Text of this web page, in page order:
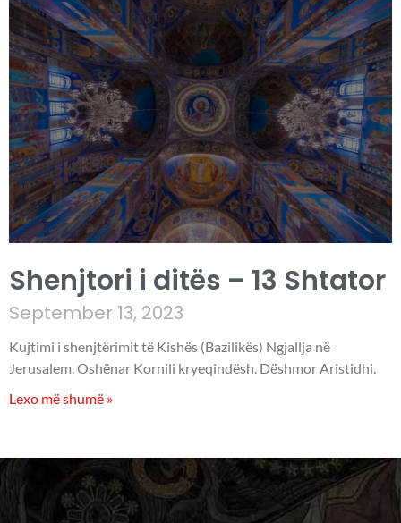
Shenjtori i ditës – 13 Shtator
September 13, 2023
Kujtimi i shenjtërimit të Kishës (Bazilikës) Ngjallja në
Jerusalem. Oshënar Kornili kryeqindësh. Dëshmor Aristidhi.
Lexo më shumë »